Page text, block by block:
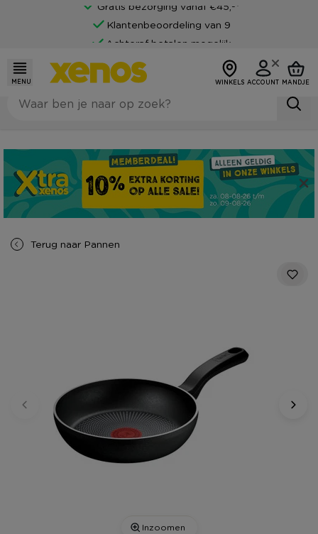
Gratis bezorging vanaf €45,-*
Klantenbeoordeling van 9
Achteraf betalen mogelijk
MENU WINKELS ACCOUNT MANDJE
Terug naar Pannen
Inzoomen